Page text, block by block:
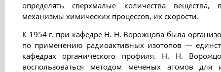
определять сверхмалые количества вещества,
механизмы химических процессов, их скорости.
К 1954 г. при кафедре Н. Н. Ворожцова была
по применению радиоактивных изотопов —
кафедрах органического профиля. Н. Н.
воспользоваться методом меченых атомов для